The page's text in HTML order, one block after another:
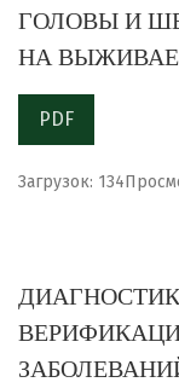
ГОЛОВЫ И
НА
PDF
Загрузок: 134